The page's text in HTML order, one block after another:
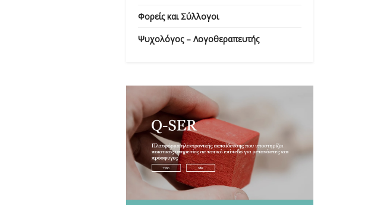
Φορείς και Σύλλογοι
Ψυχολόγος – Λογοθεραπευτής